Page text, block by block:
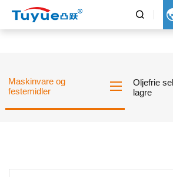

Maskinvare og
festemidler
Oljefrie
lagre